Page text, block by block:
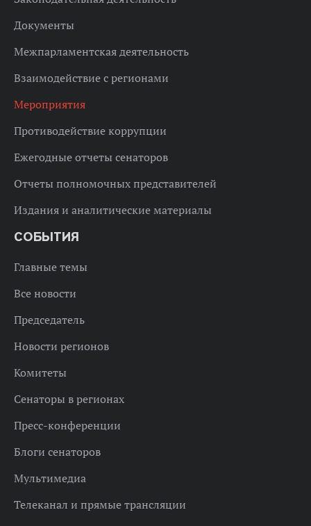
Документы
Межпарламентская деятельность
Взаимодействие с регионами
Мероприятия
Противодействие коррупции
Ежегодные отчеты сенаторов
Отчеты полномочных представителей
Издания и аналитические материалы
СОБЫТИЯ
Главные темы
Все новости
Председатель
Новости регионов
Комитеты
Сенаторы в регионах
Пресс-конференции
Блоги сенаторов
Мультимедиа
Телеканал и прямые трансляции